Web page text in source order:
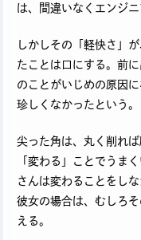
は、間違いなくエンジ
しかしその「軽快さ」
たことは口にする。前
のことがいじめの原因
珍しくなかったという。
尖った角は、丸く削れ
「変わる」ことでうま
さんは変わることをし
彼女の場合は、むしろ
える。